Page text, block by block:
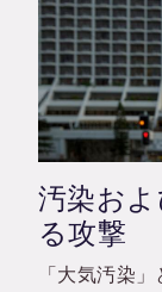
汚染お
る攻撃
「大気汚染